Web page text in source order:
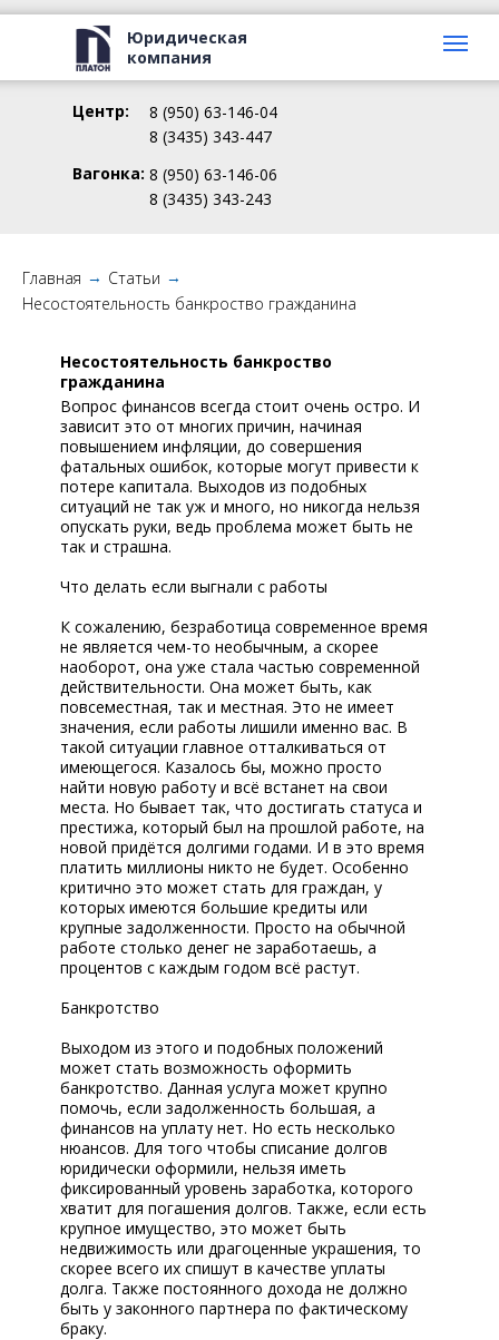
platon.nt@mail.ru
Онлайн-консультация
Юридическая
компания
Вагонка:
8 (3435) 343-243
8 (950) 63-146-04
8 (3435) 343-447
8 (950) 63-146-06
Центр:
Главная → Статьи →
Несостоятельность банкроство гражданина
Несостоятельность банкроство
гражданина
Вопрос финансов всегда стоит очень остро. И
зависит это от многих причин, начиная
повышением инфляции, до совершения
фатальных ошибок, которые могут привести к
потере капитала. Выходов из подобных
ситуаций не так уж и много, но никогда нельзя
опускать руки, ведь проблема может быть не
так и страшна.
Что делать если выгнали с работы
К сожалению, безработица современное время
не является чем-то необычным, а скорее
наоборот, она уже стала частью современной
действительности. Она может быть, как
повсеместная, так и местная. Это не имеет
значения, если работы лишили именно вас. В
такой ситуации главное отталкиваться от
имеющегося. Казалось бы, можно просто
найти новую работу и всё встанет на свои
места. Но бывает так, что достигать статуса и
престижа, который был на прошлой работе, на
новой придётся долгими годами. И в это время
платить миллионы никто не будет. Особенно
критично это может стать для граждан, у
которых имеются большие кредиты или
крупные задолженности. Просто на обычной
работе столько денег не заработаешь, а
процентов с каждым годом всё растут.
Банкротство
Выходом из этого и подобных положений
может стать возможность оформить
банкротство. Данная услуга может крупно
помочь, если задолженность большая, а
финансов на уплату нет. Но есть несколько
нюансов. Для того чтобы списание долгов
юридически оформили, нельзя иметь
фиксированный уровень заработка, которого
хватит для погашения долгов. Также, если есть
крупное имущество, это может быть
недвижимость или драгоценные украшения, то
скорее всего их спишут в качестве уплаты
долга. Также постоянного дохода не должно
быть у законного партнера по фактическому
браку.